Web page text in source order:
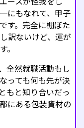
にもなれて、甲子
す。完全に棚ぼた
訳ないけど、運が
。
全然就職活動もし
っても何も先が決
もと知り合いだっ
にある包装資材の